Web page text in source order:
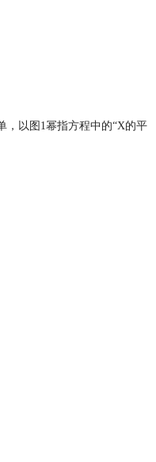
，以图1幂指方程中的“X的平